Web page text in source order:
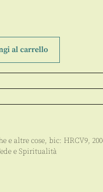
al carrello
e altre cose, bic: HRCV9,
e Spiritualità